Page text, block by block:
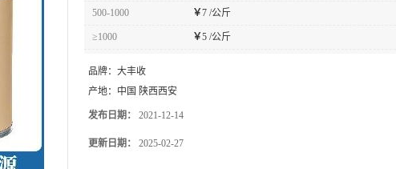
500-1000 ￥7 /公斤
≥1000 ￥5 /公斤
品牌： 大丰收
产地： 中国 陕西西安
发布日期： 2021-12-14
更新日期： 2025-02-27